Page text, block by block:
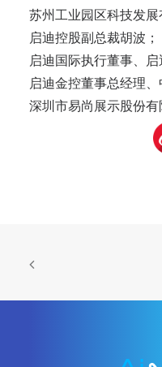
苏州工业园区科技发展
启迪控股副总裁胡波；
启迪国际执行董事、启
启迪金控董事总经理
深圳市易尚展示股份有